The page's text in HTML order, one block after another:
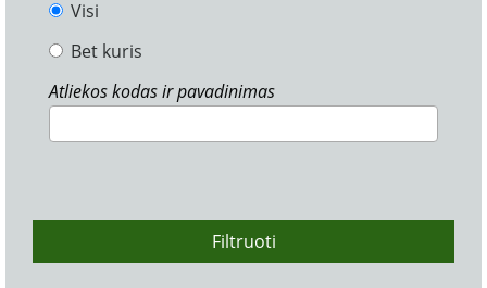
Visi
Bet kuris
Atliekos kodas ir pavadinimas
Filtruoti